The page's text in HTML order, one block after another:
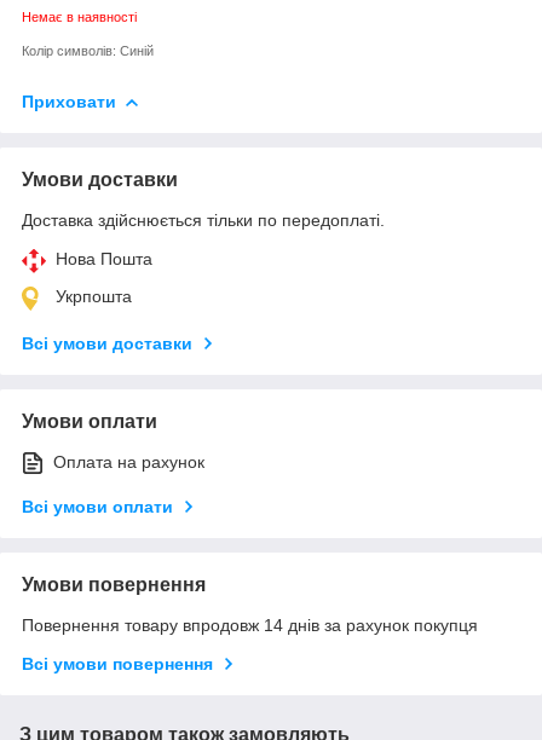
Немає в наявності
Колір символів: Синій
Приховати
Умови доставки
Доставка здійснюється тільки по передоплаті.
Нова Пошта
Укрпошта
Всі умови доставки
Умови оплати
Оплата на рахунок
Всі умови оплати
Умови повернення
Повернення товару впродовж 14 днів за рахунок покупця
Всі умови повернення
З цим товаром також замовляють